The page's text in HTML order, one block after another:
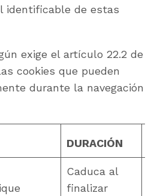
identificable de estas
exige el artículo 22.2 de
cookies que pueden
durante la navegación
DURACIÓN
Caduca al
finalizar